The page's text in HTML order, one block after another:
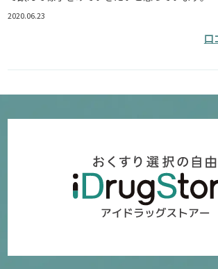
2020.06.23
口